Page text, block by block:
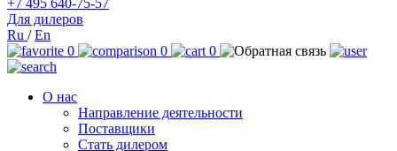
+7 495 640-75-57
Для дилеров
Ru /En
0
0 0
О нас
Направление деятельности
Поставщики
Стать дилером